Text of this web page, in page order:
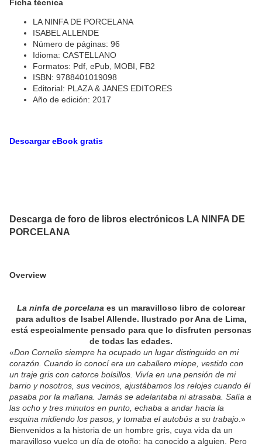
Ficha técnica
LA NINFA DE PORCELANA
ISABEL ALLENDE
Número de páginas: 96
Idioma: CASTELLANO
Formatos: Pdf, ePub, MOBI, FB2
ISBN: 9788401019098
Editorial: PLAZA & JANES EDITORES
Año de edición: 2017
Descargar eBook gratis
Descarga de foro de libros electrónicos LA NINFA DE
PORCELANA
Overview
La ninfa de porcelana es un maravilloso libro de colorear
para adultos de Isabel Allende. Ilustrado por Ana de Lima,
está especialmente pensado para que lo disfruten personas
de todas las edades.
«Don Cornelio siempre ha ocupado un lugar distinguido en mi
corazón. Cuando lo conocí era un caballero miope, vestido con
un traje gris con catorce bolsillos. Vivía en una pensión de mi
barrio y nosotros, sus vecinos, ajustábamos los relojes cuando él
pasaba por la mañana. Jamás se adelantaba ni atrasaba. Salía a
las ocho y tres minutos en punto, echaba a andar hacia la
esquina midiendo los pasos, y tomaba el autobús a su trabajo .»
Bienvenidos a la historia de un hombre gris, cuya vida da un
maravilloso vuelco un día de otoño: ha conocido a alguien. Pero